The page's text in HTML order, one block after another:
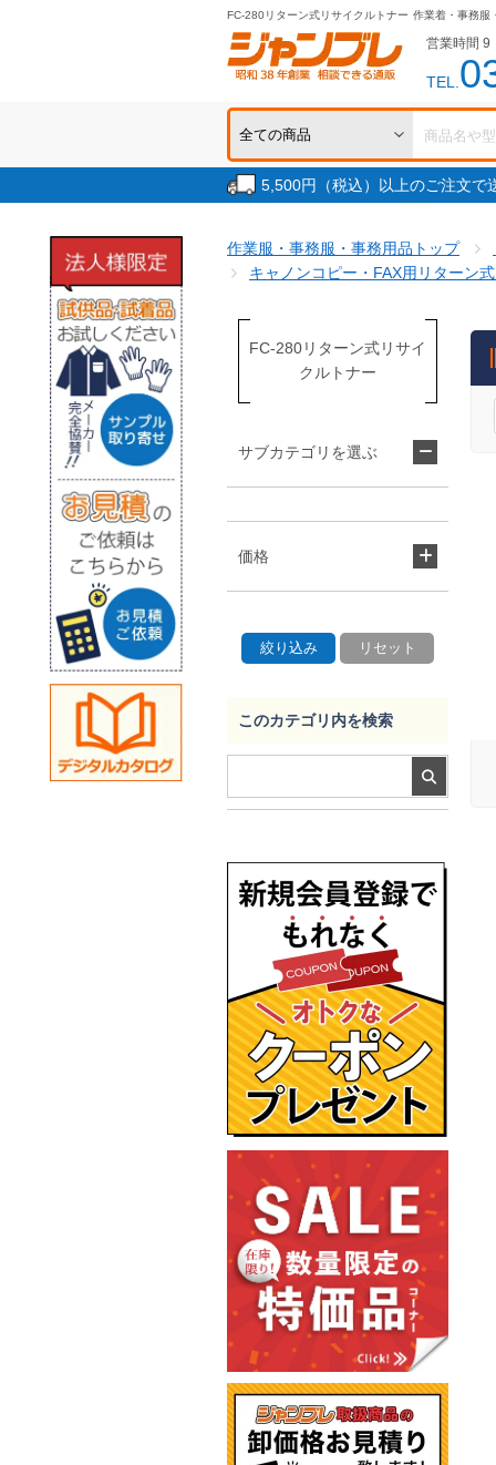
FC-280リターン式リサイクルトナー 作業着・事務服
営業時間 9
TEL.
5,500円（税込）以上のご注文
作業服・事務服・事務用品トップ
キャノンコピー・FAX用リターン
FC-280リターン式リサイ
クルトナー
サブカテゴリを選ぶ
価格
このカテゴリ内を検索